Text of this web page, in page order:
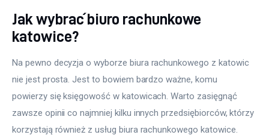
Jak wybrać biuro rachunkowe
katowice?
Na pewno decyzja o wyborze biura rachunkowego z katowic
nie jest prosta. Jest to bowiem bardzo ważne, komu
powierzy się księgowość w katowicach. Warto zasięgnąć
zawsze opinii co najmniej kilku innych przedsiębiorców, którzy
korzystają również z usług biura rachunkowego katowice.